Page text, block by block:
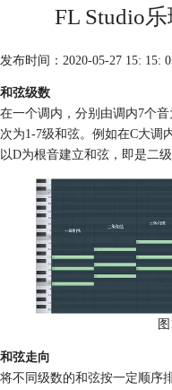
FL Studio
发布时间：2020-05-27 15: 15:
和弦级数
在一个调内，分别由调内7个
次为1-7级和弦。例如在C大调
以D为根音建立和弦，即是二
和弦走向
将不同级数的和弦按一定顺序